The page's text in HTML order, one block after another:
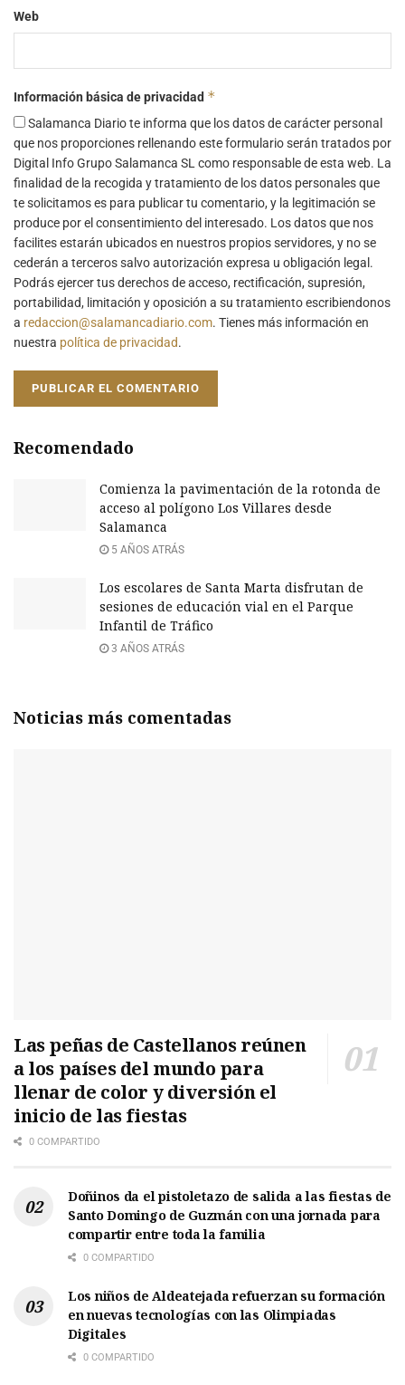
Web
Información básica de privacidad *
Salamanca Diario te informa que los datos de carácter personal
que nos proporciones rellenando este formulario serán tratados por
Digital Info Grupo Salamanca SL como responsable de esta web. La
finalidad de la recogida y tratamiento de los datos personales que
te solicitamos es para publicar tu comentario, y la legitimación se
produce por el consentimiento del interesado. Los datos que nos
facilites estarán ubicados en nuestros propios servidores, y no se
cederán a terceros salvo autorización expresa u obligación legal.
Podrás ejercer tus derechos de acceso, rectificación, supresión,
portabilidad, limitación y oposición a su tratamiento escribiendonos
a redaccion@salamancadiario.com. Tienes más información en
nuestra política de privacidad.
Recomendado
Comienza la pavimentación de la rotonda de
acceso al polígono Los Villares desde
Salamanca
5 AÑOS ATRÁS
Los escolares de Santa Marta disfrutan de
sesiones de educación vial en el Parque
Infantil de Tráfico
3 AÑOS ATRÁS
Noticias más comentadas
Las peñas de Castellanos reúnen
a los países del mundo para
llenar de color y diversión el
inicio de las fiestas
0 COMPARTIDO
Doñinos da el pistoletazo de salida a las fiestas de
Santo Domingo de Guzmán con una jornada para
compartir entre toda la familia
0 COMPARTIDO
Los niños de Aldeatejada refuerzan su formación
en nuevas tecnologías con las Olimpiadas
Digitales
0 COMPARTIDO